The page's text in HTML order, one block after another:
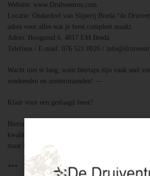
Website: www.Druiventros.com
Locatie: Onderdeel van Slijterij Breda “de
adres voor alles wat je feest compleet maakt.
Adres: Hoogeind 6, 4817 EM Breda
Telefoon / E-mail: 076 521 0026 /
Wacht niet te lang, want biertaps zijn vaak snel
weekenden en zomermaanden! —
Klaar voor een geslaagd feest?
Biertap huren locatie Breda – snel geregeld via
kwaliteit en service van Slijterij Breda “de
maar komen!
***